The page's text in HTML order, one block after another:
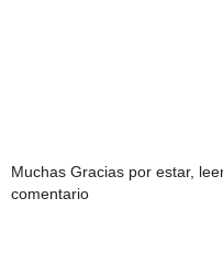
Muchas Gracias por estar,
comentario